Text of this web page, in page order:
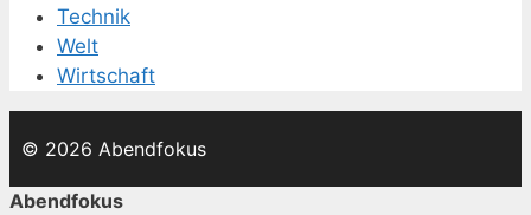
Technik
Welt
Wirtschaft
© 2026 Abendfokus
Abendfokus